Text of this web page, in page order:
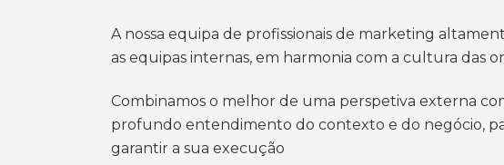
A nossa equipa de profissionais de marketing
as equipas internas, em harmonia com a cultura das
Combinamos o melhor de uma perspetiva externa
profundo entendimento do contexto e do negócio,
garantir a sua execução